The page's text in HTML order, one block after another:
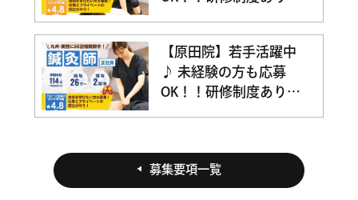
い治療家になりましょ
う！！☆ブランクOK◎
一からしっかり学べて
成長を実感できる職場
です！幅広い技術を身
れる仕事を一緒にしま
せんか？
【原田院】若手活躍中
♪ 未経験の方も応募
OK！！研修制度あり☆
う！！☆ブランクOK◎
一からしっかり学べて
成長を実感できる職場
募集要項一覧